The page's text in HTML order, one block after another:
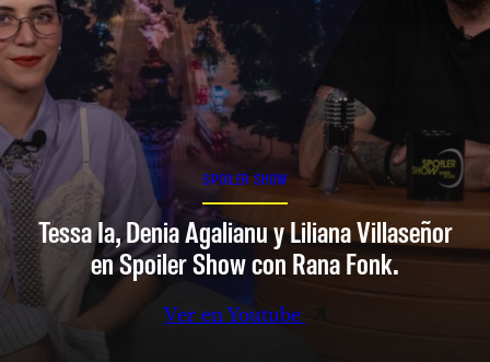
SPOILER SHOW
Tessa Ia, Denia Agalianu y Liliana Villaseñor
en Spoiler Show con Rana Fonk.
Ver en Youtube